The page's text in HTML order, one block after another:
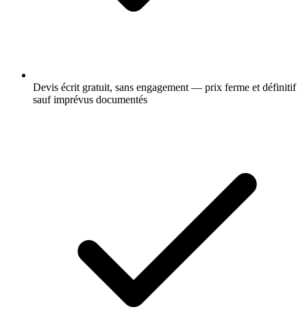
Devis écrit gratuit, sans engagement — prix ferme et définitif
sauf imprévus documentés